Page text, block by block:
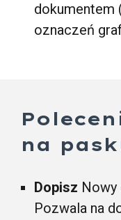
dokumentem
oznaczeń
na
Dopisz Nowy
Pozwala na